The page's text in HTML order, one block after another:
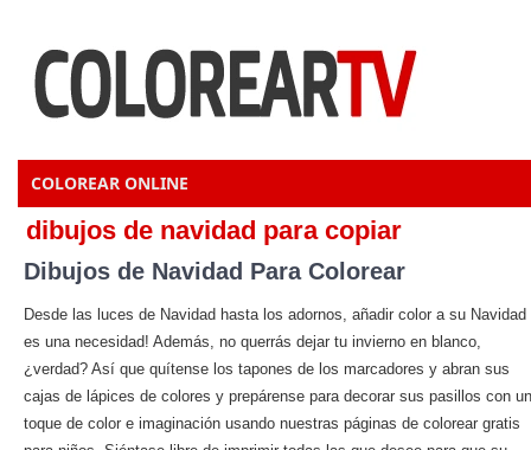
COLOREAR ONLINE
dibujos de navidad para copiar
Dibujos de Navidad Para Colorear
Desde las luces de Navidad hasta los adornos, añadir color a su Navidad
es una necesidad! Además, no querrás dejar tu invierno en blanco,
¿verdad? Así que quítense los tapones de los marcadores y abran sus
cajas de lápices de colores y prepárense para decorar sus pasillos con un
toque de color e imaginación usando nuestras páginas de colorear gratis